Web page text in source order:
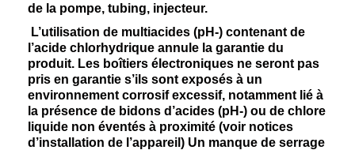
de la pompe, tubing, injecteur.
L’utilisation de multiacides (pH-) contenant de
l’acide chlorhydrique annule la garantie du
produit. Les boîtiers électroniques ne seront pas
pris en garantie s’ils sont exposés à un
environnement corrosif excessif, notamment lié à
la présence de bidons d’acides (pH-) ou de chlore
liquide non éventés à proximité (voir notices
d’installation de l’appareil) Un manque de serrage